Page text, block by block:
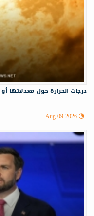
درجات الحرارة حول معدلاتها
Aug 09 2026